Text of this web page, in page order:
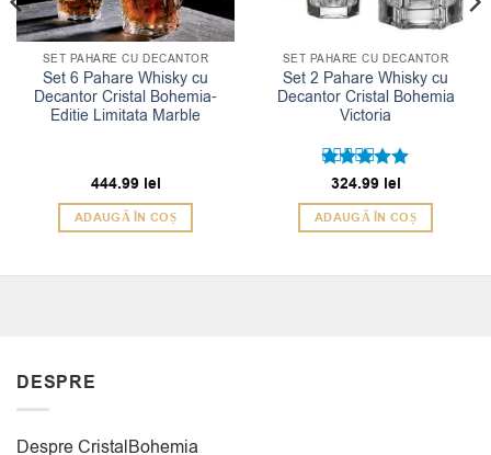
SET PAHARE CU DECANTOR
Set 6 Pahare Whisky cu
Decantor Cristal Bohemia-
Editie Limitata Marble
444.99 lei
ADAUGĂ ÎN COȘ
SET PAHARE CU DECANTOR
Set 2 Pahare Whisky cu
Decantor Cristal Bohemia
Victoria
Evaluat la
5din 5
324.99 lei
ADAUGĂ ÎN COȘ
DESPRE
Despre CristalBohemia